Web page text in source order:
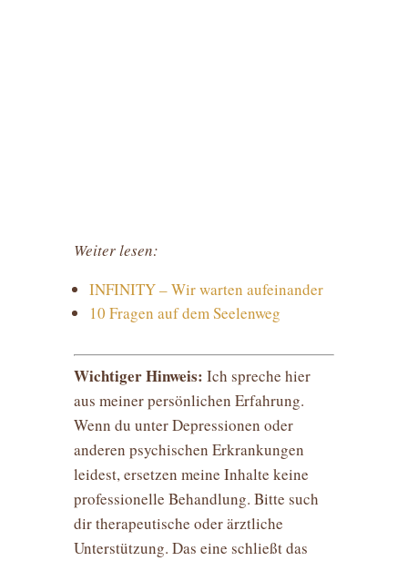
Weiter lesen:
INFINITY – Wir warten aufeinander
10 Fragen auf dem Seelenweg
Wichtiger Hinweis: Ich spreche hier
aus meiner persönlichen Erfahrung.
Wenn du unter Depressionen oder
anderen psychischen Erkrankungen
leidest, ersetzen meine Inhalte keine
professionelle Behandlung. Bitte such
dir therapeutische oder ärztliche
Unterstützung. Das eine schließt das